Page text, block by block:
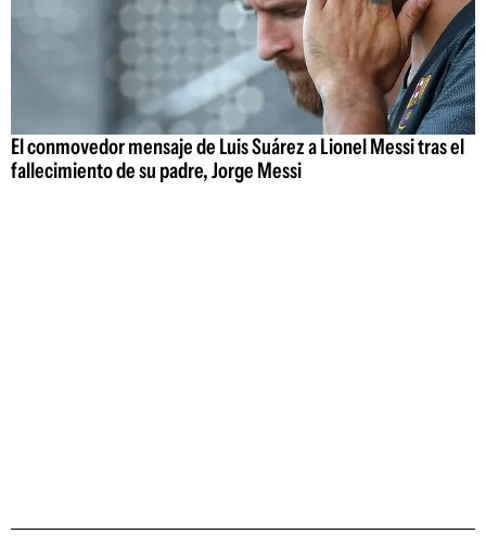
El conmovedor mensaje de Luis Suárez a Lionel Messi tras el
fallecimiento de su padre, Jorge Messi